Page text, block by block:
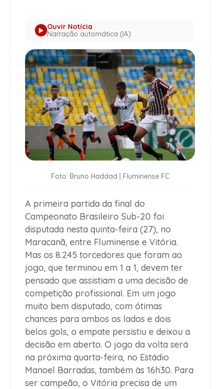
Ouvir Notícia
Narração automática (IA)
Foto: Bruno Haddad | Fluminense FC
A primeira partida da final do
Campeonato Brasileiro Sub-20 foi
disputada nesta quinta-feira (27), no
Maracanã, entre Fluminense e Vitória.
Mas os 8.245 torcedores que foram ao
jogo, que terminou em 1 a 1, devem ter
pensado que assistiam a uma decisão de
competição profissional. Em um jogo
muito bem disputado, com ótimas
chances para ambos os lados e dois
belos gols, o empate persistiu e deixou a
decisão em aberto. O jogo da volta será
na próxima quarta-feira, no Estádio
Manoel Barradas, também às 16h30. Para
ser campeão, o Vitória precisa de um